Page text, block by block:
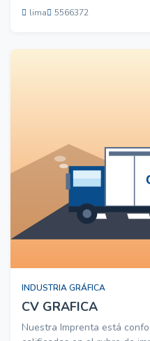
lima 5566372
INDUSTRIA GRÁFICA
CV GRAFICA
Nuestra Imprenta está